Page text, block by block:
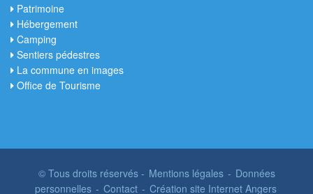
Patrimoine
Hébergement
Camping
Sentiers pédestres
La commune en images
Office de Tourisme
© Tous droits réservés - Mentions légales - Données
personnelles - Contact - Création site Internet Angers